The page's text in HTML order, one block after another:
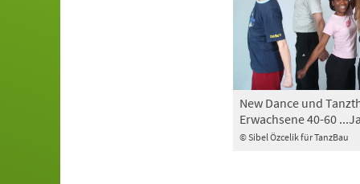
© Sibel Özcelik für TanzBau
New Dance und
Erwachsene 40-60